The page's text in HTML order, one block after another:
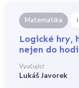
Matematika i
Logické hry,
nejen do
Vyučující:
Lukáš Javorek